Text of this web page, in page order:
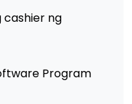
cashier ng
Program